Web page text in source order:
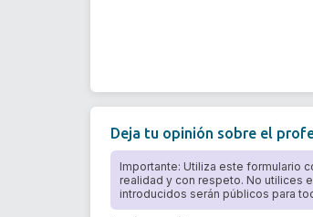
Deja tu opinión sobre el
Importante: Utiliza este formulario
realidad y con respeto. No utilices
introducidos serán públicos para